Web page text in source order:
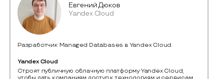
Евгений Дюков
Yandex Cloud
Разработчик Managed Databases в Yandex Cloud.
Yandex Cloud
Строят публичную облачную платформу Yandex Cloud,